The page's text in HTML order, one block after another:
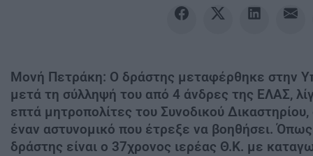
Μονή Πετράκη: O δράστης μεταφέρθηκε στην
μετά τη σύλληψή του από 4 άνδρες της ΕΛΑΣ,
επτά μητροπολίτες του Συνοδικού
έναν αστυνομικό που έτρεξε να βοηθήσει.
δράστης είναι ο 37χρονος ιερέας Θ.Κ. με